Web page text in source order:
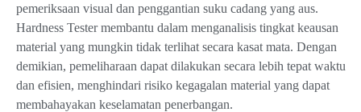
pemeriksaan visual dan penggantian suku cadang yang aus.
Hardness Tester membantu dalam menganalisis tingkat keausan
material yang mungkin tidak terlihat secara kasat mata. Dengan
demikian, pemeliharaan dapat dilakukan secara lebih tepat waktu
dan efisien, menghindari risiko kegagalan material yang dapat
membahayakan keselamatan penerbangan.